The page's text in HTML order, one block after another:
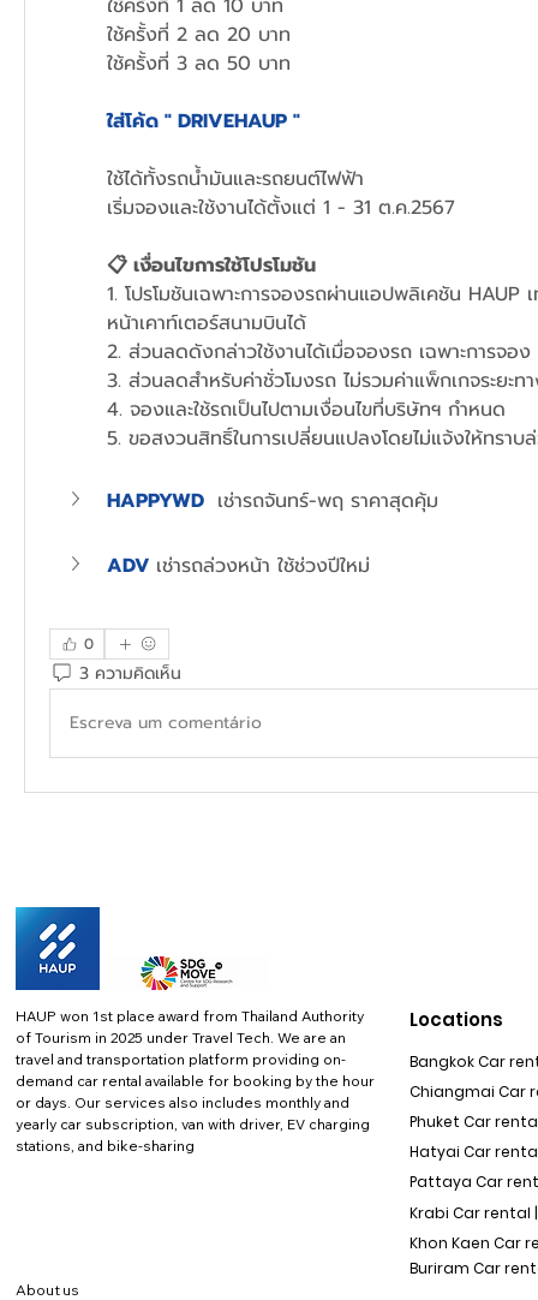
ใช้ครั้งที่ 2 ลด 20 บาท
ใช้ครั้งที่ 3 ลด 50 บาท
ใส่โค้ด " DRIVEHAUP "
ใช้ได้ทั้งรถน้ำมันและรถยนต์ไฟฟ้า
เริ่มจองและใช้งานได้ตั้งแต่ 1 - 31 ต.ค.2567
📋 เงื่อนไขการใช้โปรโมชัน
1. โปรโมชันเฉพาะการจองรถผ่านแอปพลิเคชัน HAUP
หน้าเคาท์เตอร์สนามบินได้
2. ส่วนลดดังกล่าวใช้งานได้เมื่อจองรถ เฉพาะการจอ
3. ส่วนลดสำหรับค่าชั่วโมงรถ ไม่รวมค่าแพ็กเกจระยะท
4. จองและใช้รถเป็นไปตามเงื่อนไขที่บริษัทฯ กำหนด
5. ขอสงวนสิทธิ์ในการเปลี่ยนแปลงโดยไม่แจ้งให้ทราบ
HAPPYWD เช่ารถจันทร์-พฤ ราคาสุดคุ้ม
ADV เช่ารถล่วงหน้า ใช้ช่วงปีใหม่
0
3 ความคิดเห็น
Escreva um comentário
HAUP won 1st place award from Thailand Authority
of Tourism in 2025 under Travel Tech. We are an
travel and transportation platform providing on-
demand car rental available for booking by the hour
or days. Our services also includes monthly and
yearly car subscription, van with driver, EV charging
stations, and bike-sharing
About us
Locations
Bangkok Car
Chiangmai Car
Phuket Car rental
Hatyai Car
Pattaya Car
Krabi Car rental |
Khon Kaen Car
Buriram Car